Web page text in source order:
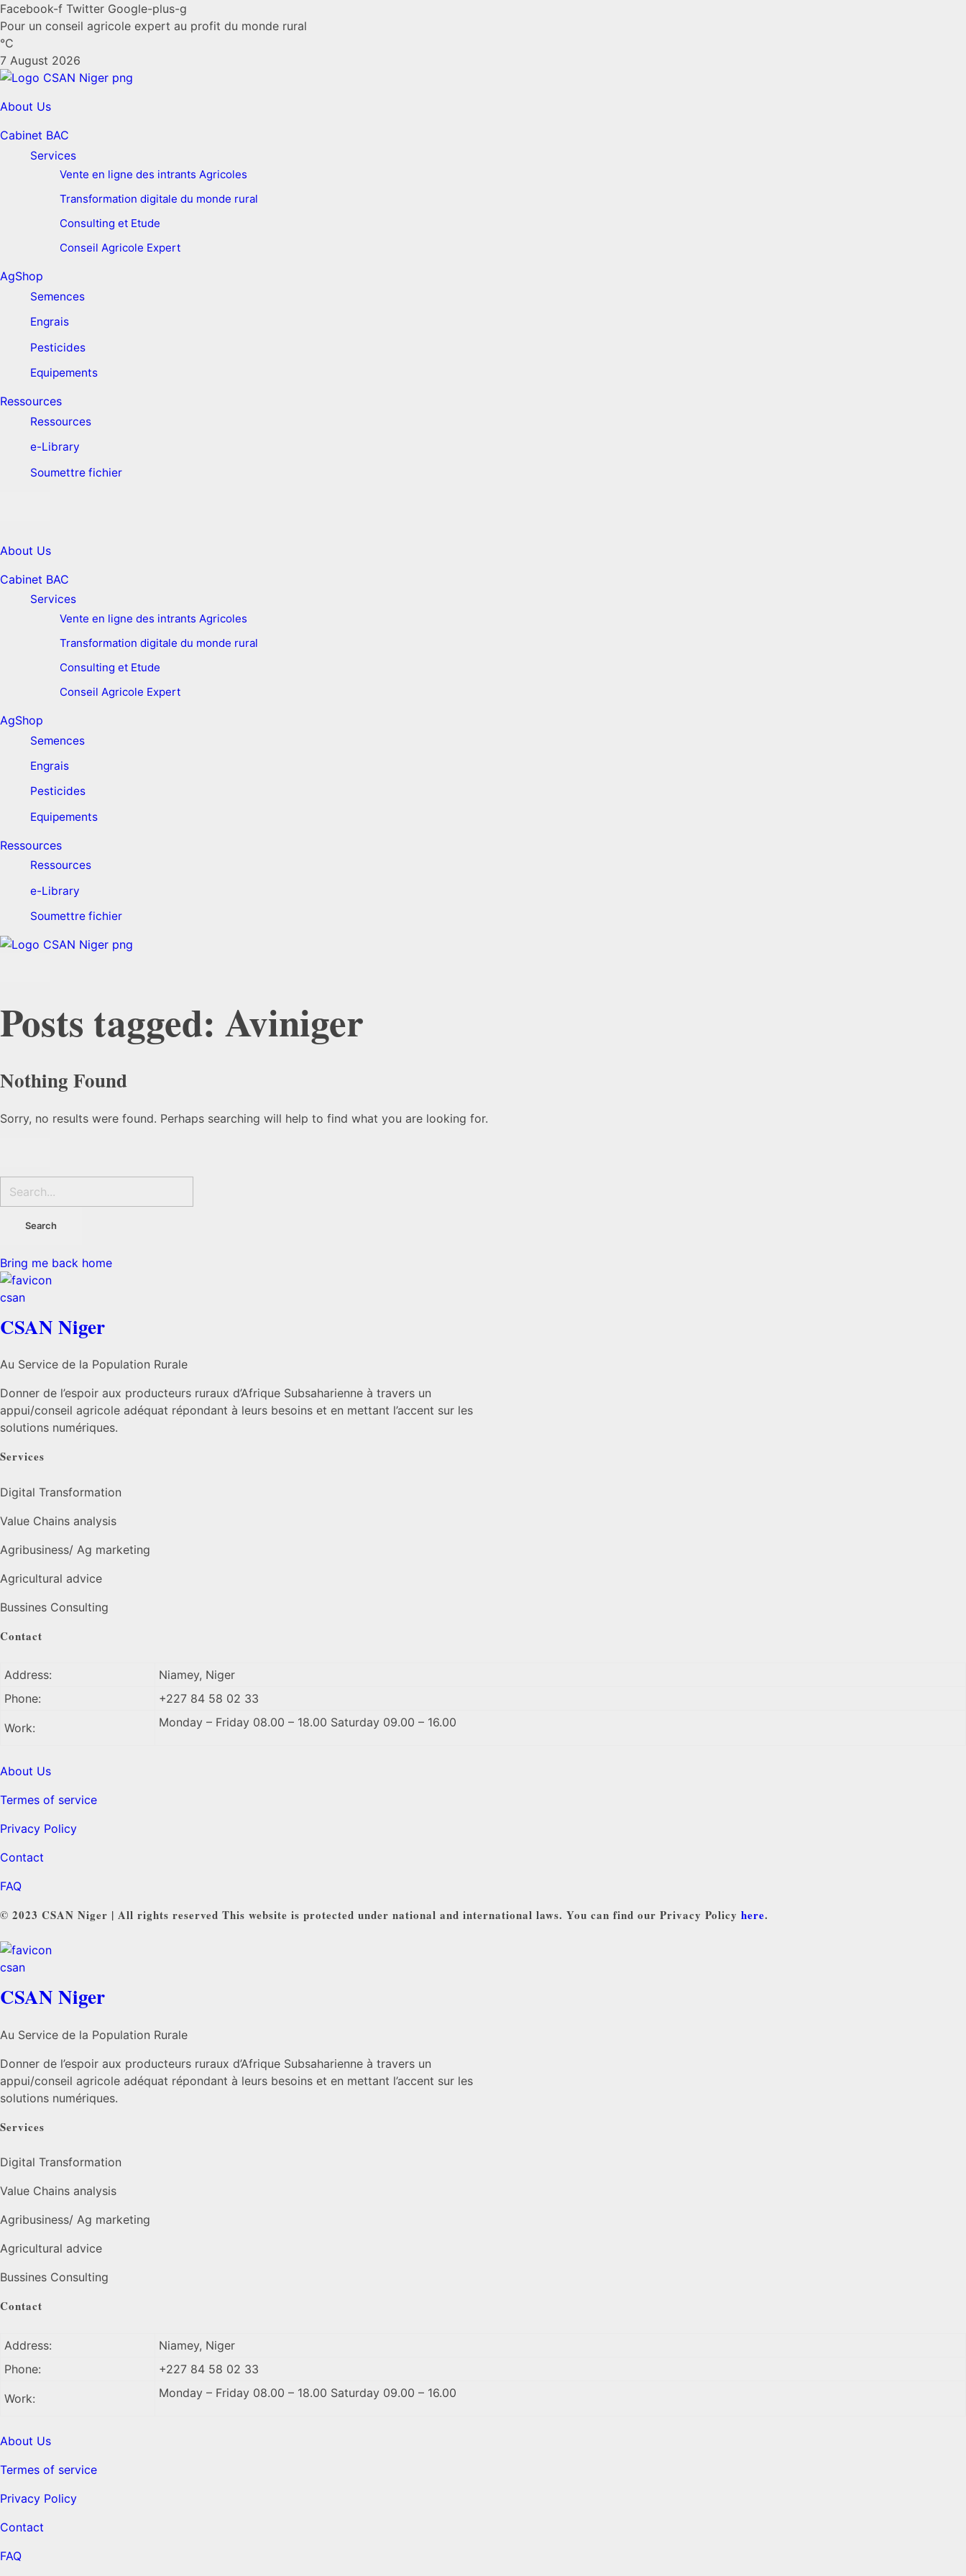
Facebook-f Twitter Google-plus-g
Pour un conseil agricole expert au profit du monde rural
°C
7 August 2026
About Us
Cabinet BAC
Services
Vente en ligne des intrants Agricoles
Transformation digitale du monde rural
Consulting et Etude
Conseil Agricole Expert
AgShop
Semences
Engrais
Pesticides
Equipements
Ressources
Ressources
e-Library
Soumettre fichier
About Us
Cabinet BAC
Services
Vente en ligne des intrants Agricoles
Transformation digitale du monde rural
Consulting et Etude
Conseil Agricole Expert
AgShop
Semences
Engrais
Pesticides
Equipements
Ressources
Ressources
e-Library
Soumettre fichier
Posts tagged: Aviniger
Nothing Found
Sorry, no results were found. Perhaps searching will help to find what you are looking for.
Bring me back home
CSAN Niger
Au Service de la Population Rurale
Donner de l’espoir aux producteurs ruraux d’Afrique Subsaharienne à travers un
appui/conseil agricole adéquat répondant à leurs besoins et en mettant l’accent sur les
solutions numériques.
Services
Digital Transformation
Value Chains analysis
Agribusiness/ Ag marketing
Agricultural advice
Bussines Consulting
Contact
Address:
Niamey, Niger
Phone:
+227 84 58 02 33
Work: Monday – Friday 08.00 – 18.00 Saturday 09.00 – 16.00
About Us
Termes of service
Privacy Policy
Contact
FAQ
© 2023 CSAN Niger | All rights reserved This website is protected under national and international laws. You can find our Privacy Policy here.
CSAN Niger
Au Service de la Population Rurale
Donner de l’espoir aux producteurs ruraux d’Afrique Subsaharienne à travers un
appui/conseil agricole adéquat répondant à leurs besoins et en mettant l’accent sur les
solutions numériques.
Services
Digital Transformation
Value Chains analysis
Agribusiness/ Ag marketing
Agricultural advice
Bussines Consulting
Contact
Address:
Niamey, Niger
Phone:
+227 84 58 02 33
Work: Monday – Friday 08.00 – 18.00 Saturday 09.00 – 16.00
About Us
Termes of service
Privacy Policy
Contact
FAQ